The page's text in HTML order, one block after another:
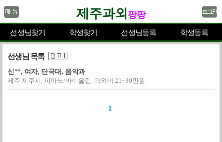
제주과외 팡팡
선생님찾기 학생찾기 선생님등록 학생등록
선생님 목록
신**, 여자, 단국대, 음악과
제주 제주시, 피아노/바이올린, 과외비 21~30만원
1